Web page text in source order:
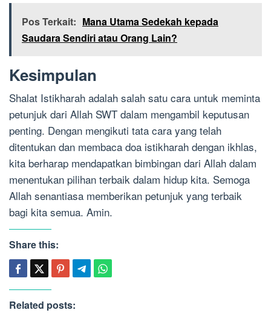
Pos Terkait: Mana Utama Sedekah kepada
Saudara Sendiri atau Orang Lain?
Kesimpulan
Shalat Istikharah adalah salah satu cara untuk meminta
petunjuk dari Allah SWT dalam mengambil keputusan
penting. Dengan mengikuti tata cara yang telah
ditentukan dan membaca doa istikharah dengan ikhlas,
kita berharap mendapatkan bimbingan dari Allah dalam
menentukan pilihan terbaik dalam hidup kita. Semoga
Allah senantiasa memberikan petunjuk yang terbaik
bagi kita semua. Amin.
Share this:
Related posts: